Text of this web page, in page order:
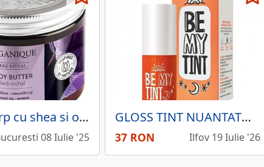
Unt de corp cu shea si orhidee neagra 200ml Organique
08 Iulie '25
GLOSS TINT NUANTATOR DE BUZE 04 JUICY ORANGE,
37 RON Ilfov 19 Iulie '26